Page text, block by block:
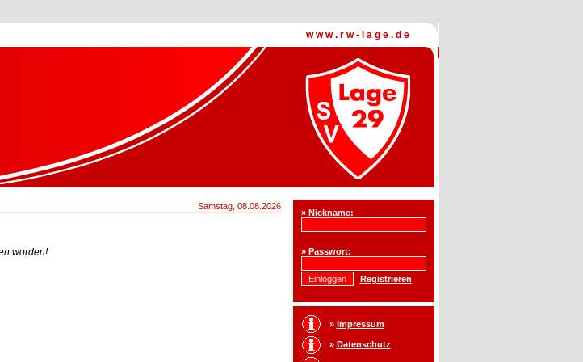
www.rw-lage.de
Samstag, 08.08. 2026
worden!
» Nickname:
» Passwort:
Registrieren
» Impressum
» Datenschutz